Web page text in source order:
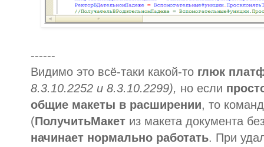
------
Видимо это всё-таки какой-то глюк
8.3.10.2252 и 8.3.10.2299), но если
общие макеты в расширении, то
(ПолучитьМакет из макета документа
начинает нормально работать. При